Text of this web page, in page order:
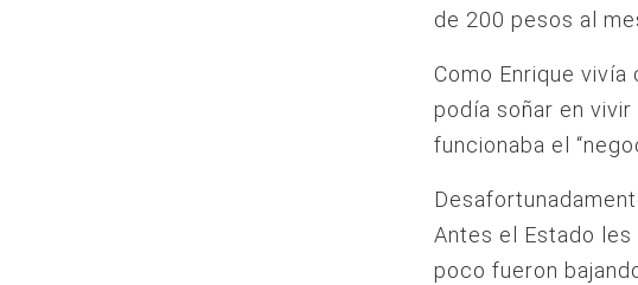
de 200 pesos al
Como Enrique
podía soñar en
funcionaba el
Antes el Estado
poco fueron